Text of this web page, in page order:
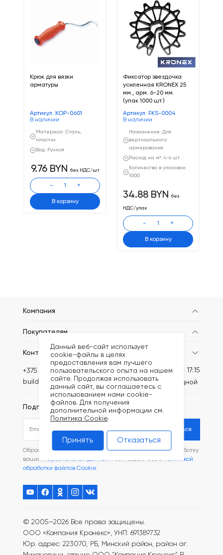
Крюк для вязки
арматуры
Артикул: КОР-0601
В наличии
Материал: Сталь,
пластик
Вид: Ручной
9.76 BYN без НДС/шт
- +
В корзину
Фиксатор звездочка
усиленная KRONEX 25
мм., арм. 6-20 мм.
(упак.1000 шт.)
Артикул: FKS-0004
В наличии
Назначение: Для
вертикального
армирования
Расход на м²: 4-6 шт.
Количество в упаковке:
1000
34.88 BYN без
НДС/упак
- +
В корзину
Компания
Покупателям
Контакты
+375 (44) 789-62-09
build@kronex-company.by
Пн-Пт: 8:30 - 17:15
Сб-вс: выходной
Подписаться на рассылку
Подписаться
Обращаясь в наш магазин, вы даете согласие на обработку
ваших персональных данных и соглашаетесь с Политикой
обработки файлов Cookie.
© 2005—2026 Все права защищены.
ООО «Компания Кронекс», УНП: 691389732
Юр. адрес: 223070, РБ, Минский район, район аг.
Данный веб-сайт использует
cookie-файлы в целях
предоставления вам лучшего
пользовательского опыта на нашем
сайте. Продолжая использовать
данный сайт, вы соглашаетесь с
использованием нами cookie-
файлов. Для получения
дополнительной информации см.
Политика Cookie.
Принять Отказаться